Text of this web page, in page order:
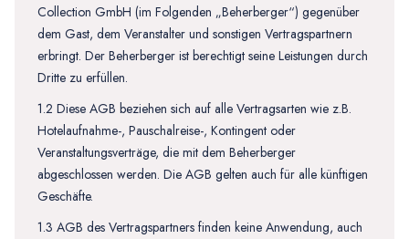
Collection GmbH (im Folgenden „Beherberger“) gegenüber
dem Gast, dem Veranstalter und sonstigen Vertragspartnern
erbringt. Der Beherberger ist berechtigt seine Leistungen durch
Dritte zu erfüllen.
1.2 Diese AGB beziehen sich auf alle Vertragsarten wie z.B.
Hotelaufnahme-, Pauschalreise-, Kontingent oder
Veranstaltungsverträge, die mit dem Beherberger
abgeschlossen werden. Die AGB gelten auch für alle künftigen
Geschäfte.
1.3 AGB des Vertragspartners finden keine Anwendung, auch